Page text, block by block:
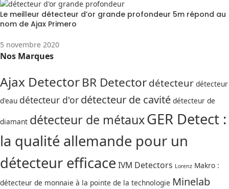
Le meilleur détecteur d’or grande profondeur 5m répond au
nom de Ajax Primero
5 novembre 2020
Nos Marques
Ajax DetectorBR Detectordétecteur détecteur
d'eau détecteur d'or détecteur de cavité détecteur de
diamant détecteur de métauxGER Detect :
la qualité allemande pour un
détecteur efficace IVM Detectors Lorenz Makro :
détecteur de monnaie à la pointe de la technologie Minelab